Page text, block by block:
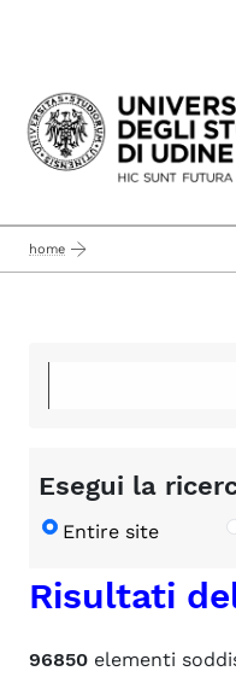
Passa al
home
Esegui la
Entire site
Risultati
96850 elementi